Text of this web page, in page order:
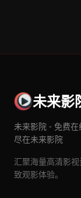
未来影
未来影院 - 免费
尽在未来影院
汇聚海量高清影
致观影体验。